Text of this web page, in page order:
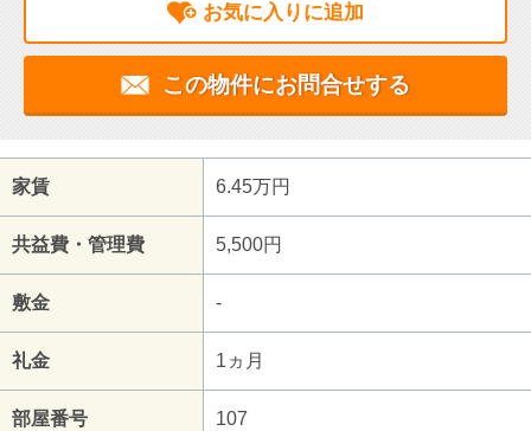
お気に入りに追加
この物件にお問合せする
家賃 6.45万円
共益費・管理費 5,500円
敷金 -
礼金 1ヵ月
部屋番号 107